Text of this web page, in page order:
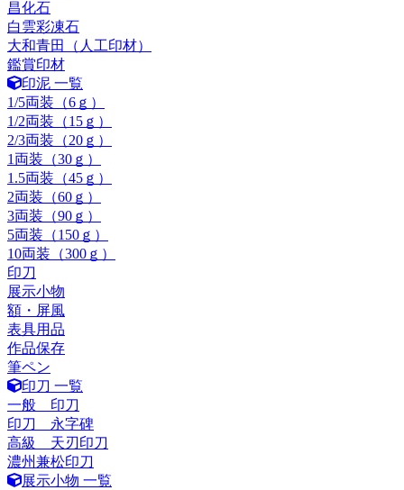
昌化石
白雲彩凍石
大和青田（人工印材）
鑑賞印材
印泥 一覧
1/5両装（6ｇ）
1/2両装（15ｇ）
2/3両装（20ｇ）
1両装（30ｇ）
1.5両装（45ｇ）
2両装（60ｇ）
3両装（90ｇ）
5両装（150ｇ）
10両装（300ｇ）
印刀
展示小物
額・屏風
表具用品
作品保存
筆ペン
印刀 一覧
一般 印刀
印刀 永字碑
高級 天刃印刀
濃州兼松印刀
展示小物 一覧